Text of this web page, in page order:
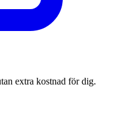
extra kostnad för dig.